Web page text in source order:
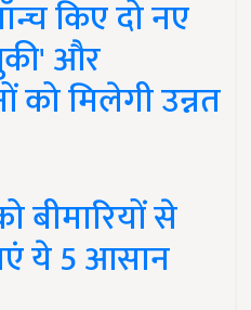
किए दो नए
और
को मिलेगी उन्नत
से
ये 5 आसान